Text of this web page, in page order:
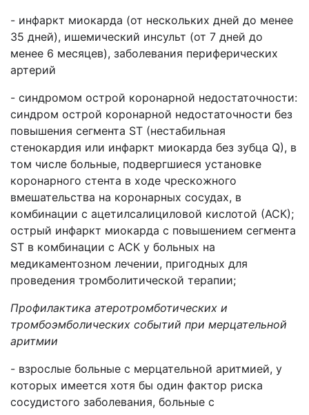
- инфаркт миокарда (от нескольких дней до менее
35 дней), ишемический инсульт (от 7 дней до
менее 6 месяцев), заболевания периферических
артерий
- синдромом острой коронарной недостаточности:
синдром острой коронарной недостаточности без
повышения сегмента ST (нестабильная
стенокардия или инфаркт миокарда без зубца Q), в
том числе больные, подвергшиеся установке
коронарного стента в ходе чрескожного
вмешательства на коронарных сосудах, в
комбинации с ацетилсалициловой кислотой (АСК);
острый инфаркт миокарда с повышением сегмента
ST в комбинации с АСК у больных на
медикаментозном лечении, пригодных для
проведения тромболитической терапии;
Профилактика атеротромботических и
тромбоэмболических событий при мерцательной
аритмии
- взрослые больные с мерцательной аритмией, у
которых имеется хотя бы один фактор риска
сосудистого заболевания, больные с